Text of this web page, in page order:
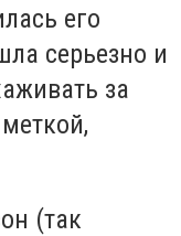
его
серьезно и
за
(так